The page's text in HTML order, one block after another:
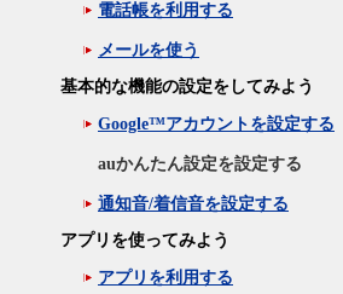
電話帳を利用する
メールを使う
基本的な機能の設定をしてみよう
Google™アカウントを設定する
auかんたん設定を設定する
通知音/着信音を設定する
アプリを使ってみよう
アプリを利用する